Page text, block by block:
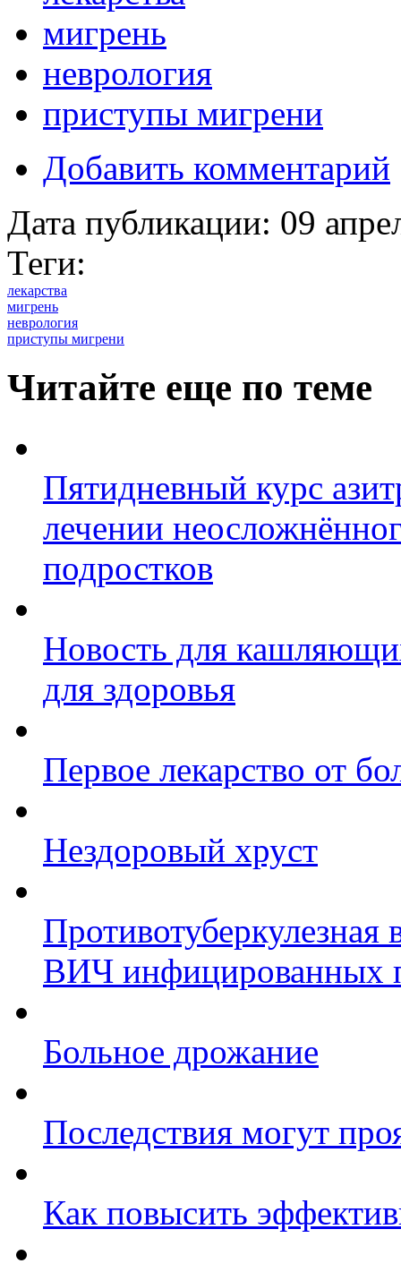
мигрень
неврология
приступы мигрени
Добавить комментарий
Дата публикации: 09
Теги:
лекарства
мигрень
неврология
приступы мигрени
Читайте еще по теме
Пятидневный курс
лечении
подростков
Новость для
для здоровья
Первое лекарство от
Нездоровый хруст
ВИЧ инфицированных
Больное дрожание
Последствия могут
Как повысить